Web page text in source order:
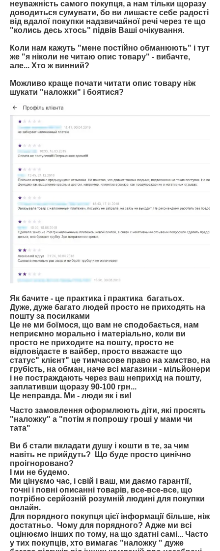
неуважність самого покупця, а нам тільки щоразу
доводиться сумувати, бо ви лишаєте себе радості
від вдалої покупки надзвичайної речі через те що
"колись десь хтось" підвів Ваші очікування.
Коли нам кажуть "мене постійно обманюють" і тут
же "я ніколи не читаю опис товару" - вибачте,
але... Хто ж винний?
Можливо краще почати читати опис товару ніж
шукати "наложки" і боятися?
Як бачите - це практика і практика багатьох.
Дуже, дуже багато людей просто не приходять на
пошту за посилками
Це не ми боїмося, що вам не сподобається, нам
неприємно морально і матеріально, коли ви
просто не приходите на пошту, просто не
відповідаєте в вайбер, просто вважаєте що
статус" клієнт" це тимчасове право на хамство, на
грубість, на обман, наче всі магазини - мільйонери
і не постраждають через ваш неприхід на пошту,
заплативши щоразу 90-100 грн...
Це неправда. Ми - люди як і ви!
Часто замовлення оформлюють діти, які просять
"наложку" а "потім я попрошу гроші у мами чи
тата"
Ви б стали вкладати душу і кошти в те, за чим
навіть не прийдуть? Що буде просто цинічно
проігноровано?
І ми не будемо.
Ми цінуємо час, і свій і ваш, ми даємо гарантії,
точні і повні описанні товарів, все-все-все, що
потрібно серйозній розумній людині для покупки
онлайн.
Для порядного покупця цієї інформації більше, ніж
достатньо. Чому для порядного? Адже ми всі
оцінюємо інших по тому, на що здатні самі... Часто
у тих покупців, хто вимагає "наложку " дуже